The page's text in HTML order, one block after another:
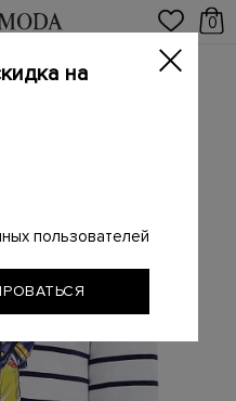
0
/ Трикотаж
аппликацией
на
пользователей